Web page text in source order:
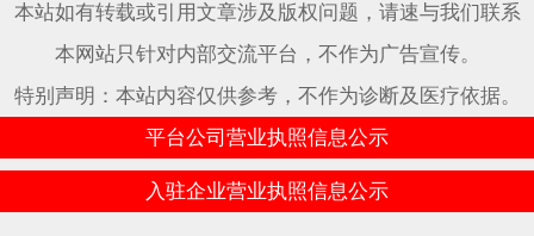
本站如有转载或引用文章涉及版权问题，请速与我们联系
本网站只针对内部交流平台，不作为广告宣传。
特别声明：本站内容仅供参考，不作为诊断及医疗依据。
平台公司营业执照信息公示
入驻企业营业执照信息公示